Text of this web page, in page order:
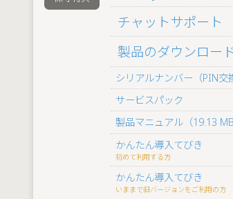
チャットサポート
製品のダウンロー
シリアルナンバー（PIN交
サービスパック
製品マニュアル（19.13 MB
かんたん導入てびき
初めて利用する方
かんたん導入てびき
いままで旧バージョンをご利用の方